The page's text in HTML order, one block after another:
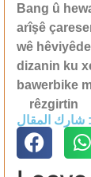
Bang û
arîşê
wê
dizanin ku
bawerbike
rêzgirtin
شارك المقال :